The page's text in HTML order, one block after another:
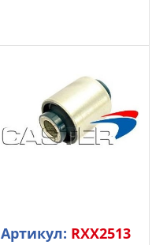
Артикул: RXX2513